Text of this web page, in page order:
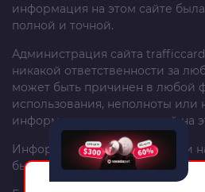
информация на этом сайте
полной и точной.
Администрация сайта
никакой ответственности за
может быть причинен в любой
использования, неполноты или
информации, размещенной на
Информация и рекомендации
быть изменены без